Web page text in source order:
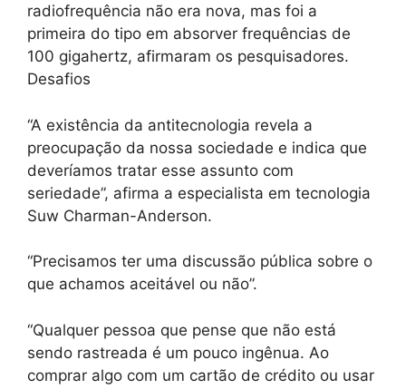
radiofrequência não era nova, mas foi a
primeira do tipo em absorver frequências de
100 gigahertz, afirmaram os pesquisadores.
Desafios
“A existência da antitecnologia revela a
preocupação da nossa sociedade e indica que
deveríamos tratar esse assunto com
seriedade”, afirma a especialista em tecnologia
Suw Charman-Anderson.
“Precisamos ter uma discussão pública sobre o
que achamos aceitável ou não”.
“Qualquer pessoa que pense que não está
sendo rastreada é um pouco ingênua. Ao
comprar algo com um cartão de crédito ou usar